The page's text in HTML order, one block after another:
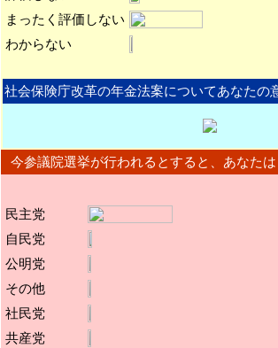
まったく評価しない
わからない
社会保険庁改革の年金法案についてあなたの
今参議院選挙が行われるとすると、あなた
民主党
自民党
公明党
その他
社民党
共産党